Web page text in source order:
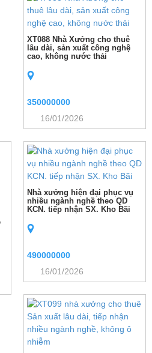
XT088 Nhà Xưởng cho thuê
lâu dài, sản xuất công nghệ
cao, không nước thải
350000000
16/01/2026
Nhà xưởng hiện đại phục vụ
nhiều ngành nghề theo QD
KCN. tiếp nhận SX. Kho Bãi
490000000
16/01/2026